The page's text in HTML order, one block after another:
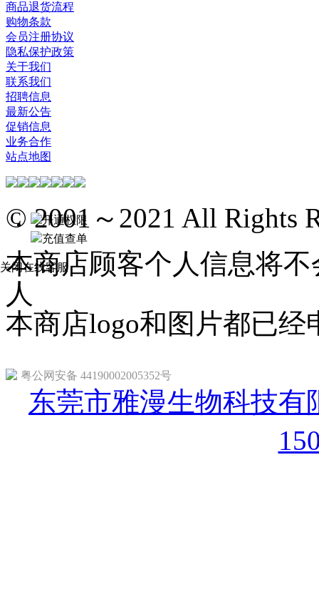
商品退货流程
购物条款
会员注册协议
隐私保护政策
关于我们
联系我们
招聘信息
最新公告
促销信息
业务合作
站点地图
开通权限
充值查单
关闭在线客服
© 2001～2021 All Rights
本商店顾客个人信息将
人
本商店logo和图片都已
粤公网安备 44190002005352号
东莞市雅漫生物科技有